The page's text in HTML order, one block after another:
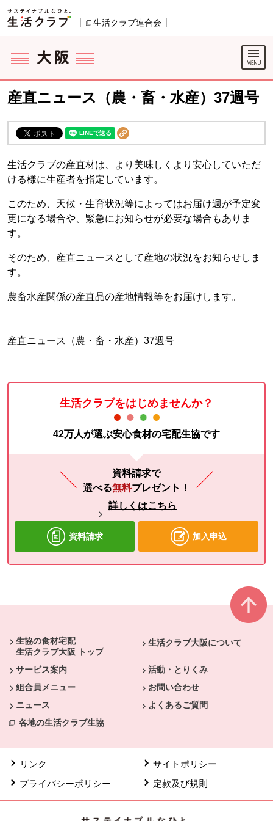
ページの先頭です。
生活クラブ連合会
ここからサイト内共通メニューです。
サイト内共通メニューをスキップする
サイト内共通メニューここまで。
産直ニュース（農・畜・水産）37週号
生活クラブの産直材は、より美味しくより安心していただ
ける様に生産者を指定しています。
このため、天候・生育状況等によってはお届け週が予定変
更になる場合や、緊急にお知らせが必要な場合もありま
す。
そのため、産直ニュースとして産地の状況をお知らせしま
す。
農畜水産関係の産直品の産地情報等をお届けします。
産直ニュース（農・畜・水産）37週号
生活クラブをはじめませんか？
42万人が選ぶ安心食材の宅配生協です
資料請求で
選べる無料プレゼント！
詳しくはこちら
資料請求 加入申込
生協の食材宅配
生活クラブ大阪 トップ
生活クラブ大阪について
サービス案内
活動・とりくみ
組合員メニュー
お問い合わせ
ニュース
よくあるご質問
各地の生活クラブ生協
リンク
サイトポリシー
プライバシーポリシー
定款及び規則